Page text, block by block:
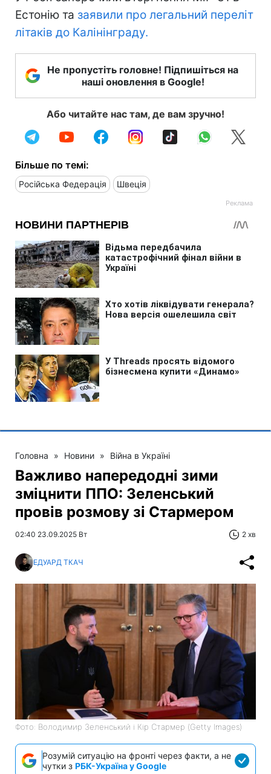
Естонію та заявили про легальний переліт
літаків до Калінінграду.
Не пропустіть головне! Підпишіться на
наші оновлення в Google!
Або читайте нас там, де вам зручно!
Більше по темі:
Російська Федерація Швеція
Головна » Новини » Війна в Україні
Важливо напередодні зими
зміцнити ППО: Зеленський
провів розмову зі Стармером
02:40 23.09.2025 Вт 2 хв
ЕДУАРД ТКАЧ
Фото: Володимир Зеленський і Кір Стармер (Getty Images)
Розумій ситуацію на фронті через факти, а не
чутки з РБК-Україна у Google